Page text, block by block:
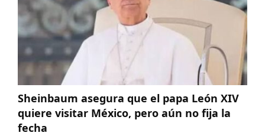
Sheinbaum asegura que el papa León XIV
quiere visitar México, pero aún no fija la
fecha